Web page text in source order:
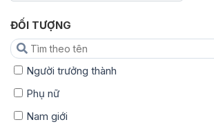
ĐỐI TƯỢNG
Người trưởng thành
Phụ nữ
Nam giới